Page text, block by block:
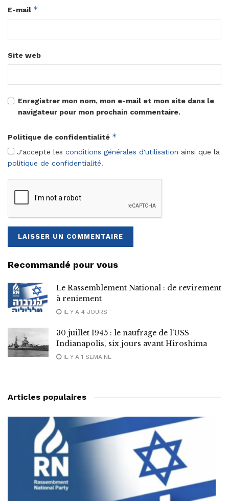
E-mail *
Site web
Enregistrer mon nom, mon e-mail et mon site dans le
navigateur pour mon prochain commentaire.
Politique de confidentialité *
J'accepte les conditions générales d'utilisation ainsi que la
politique de confidentialité.
Recommandé pour vous
Le Rassemblement National : de revirement
à reniement
IL Y A 4 JOURS
30 juillet 1945 : le naufrage de l’USS
Indianapolis, six jours avant Hiroshima
IL Y A 1 SEMAINE
Articles populaires